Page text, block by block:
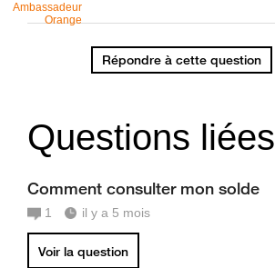
Ambassadeur
Orange
Répondre à cette question
Questions liées
Comment consulter mon solde
1 il y a 5 mois
Voir la question